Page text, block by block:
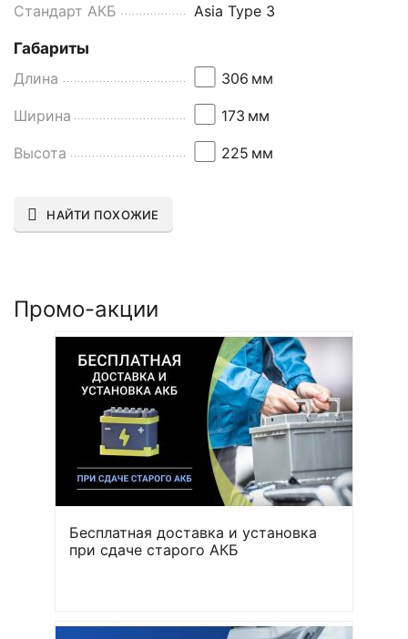
Стандарт АКБ
Asia Type 3
Габариты
Длина
306 мм
Ширина 173 мм
Высота 225 мм
НАЙТИ ПОХОЖИЕ
Промо-акции
Бесплатная доставка и установка
при сдаче старого АКБ